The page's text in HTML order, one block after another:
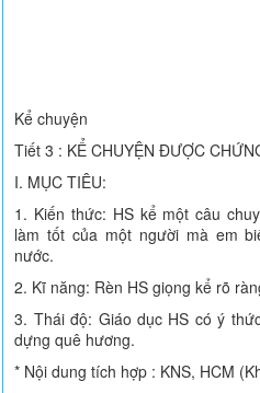
Kể chuyện
Tiết 3 : KỂ CHUYỆN ĐƯỢC
I. MỤC TIÊU:
1. Kiến thức: HS kể một câu
làm tốt của một người mà em
nước.
2. Kĩ năng: Rèn HS giọng kể rõ
3. Thái độ: Giáo dục HS có ý
dựng quê hương.
* Nội dung tích hợp : KNS, HCM